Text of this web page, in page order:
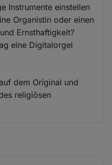
Instrumente einstellen
Organistin oder einen
Ernsthaftigkeit?
eine Digitalorgel
dem Original und
religiösen